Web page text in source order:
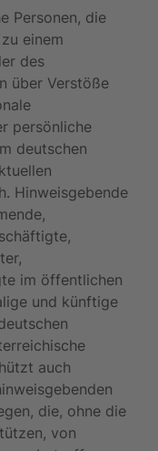
Personen, die
einem
des
über Verstöße
persönliche
deutschen
Hinweisgebende
im öffentlichen
und künftige
auch
die, ohne die
von